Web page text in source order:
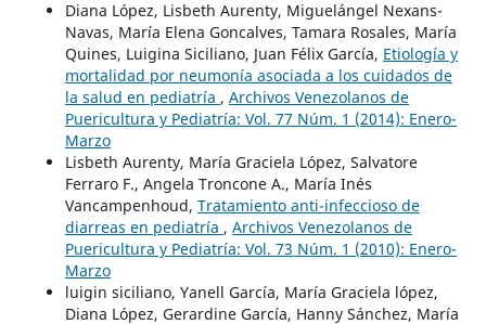
Diana López, Lisbeth Aurenty, Miguelángel Nexans-
Navas, María Elena Goncalves, Tamara Rosales, María
Quines, Luigina Siciliano, Juan Félix García, Etiología y
mortalidad por neumonía asociada a los cuidados de
la salud en pediatría , Archivos Venezolanos de
Puericultura y Pediatría: Vol. 77 Núm. 1 (2014): Enero-
Marzo
Lisbeth Aurenty, María Graciela López, Salvatore
Ferraro F., Angela Troncone A., María Inés
Vancampenhoud, Tratamiento anti-infeccioso de
diarreas en pediatría , Archivos Venezolanos de
Puericultura y Pediatría: Vol. 73 Núm. 1 (2010): Enero-
Marzo
luigin siciliano, Yanell García, María Graciela lópez,
Diana López, Gerardine García, Hanny Sánchez, María